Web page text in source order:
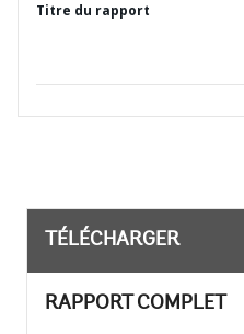
Titre du rapport
TÉLÉCHARGER
RAPPORT COMPLET